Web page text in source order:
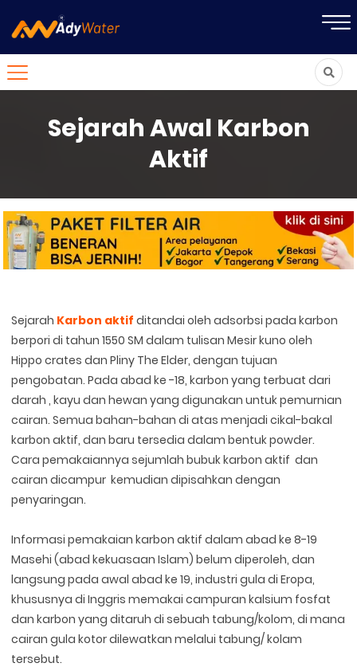
Sejarah Awal Karbon
Aktif
Sejarah Karbon aktif ditandai oleh adsorbsi pada karbon
berpori di tahun 1550 SM dalam tulisan Mesir kuno oleh
Hippo crates dan Pliny The Elder, dengan tujuan
pengobatan. Pada abad ke -18, karbon yang terbuat dari
darah , kayu dan hewan yang digunakan untuk pemurnian
cairan. Semua bahan-bahan di atas menjadi cikal-bakal
karbon aktif, dan baru tersedia dalam bentuk powder.
Cara pemakaiannya sejumlah bubuk karbon aktif dan
cairan dicampur kemudian dipisahkan dengan
penyaringan.
Informasi pemakaian karbon aktif dalam abad ke 8-19
Masehi (abad kekuasaan Islam) belum diperoleh, dan
langsung pada awal abad ke 19, industri gula di Eropa,
khususnya di Inggris memakai campuran kalsium fosfat
dan karbon yang ditaruh di sebuah tabung/kolom, di mana
cairan gula kotor dilewatkan melalui tabung/ kolam
tersebut.